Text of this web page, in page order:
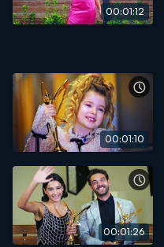
00:01:12
00:01:10
00:01:26